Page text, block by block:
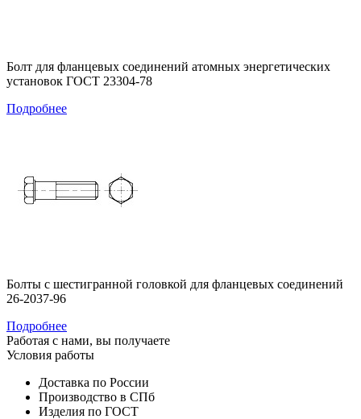
Болт для фланцевых соединений атомных энергетических
установок ГОСТ 23304-78
Подробнее
Болты с шестигранной головкой для фланцевых соединений
26-2037-96
Подробнее
Работая с нами, вы получаете
Условия работы
Доставка по России
Производство в СПб
Изделия по ГОСТ